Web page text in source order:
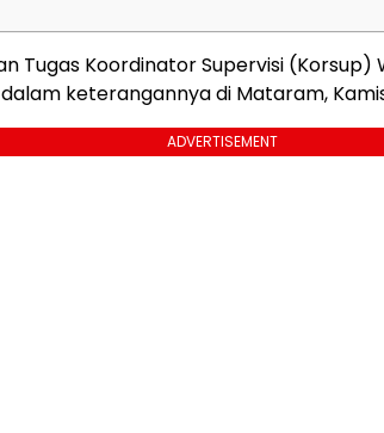
Tugas Koordinator Supervisi (Korsup)
keterangannya di Mataram,
ADVERTISEMENT